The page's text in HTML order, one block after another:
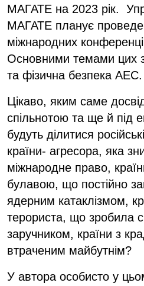
МАГАТЕ на 2023 рік.
МАГАТЕ планує
міжнародних
Основними темами цих
та фізична безпека АЕС.
Цікаво, яким саме
спільнотою та ще й під
будуть ділитися
країни- агресора, яка
міжнародне право,
булавою, що постійно
ядерним катаклізмом,
терориста, що зробила
заручником, країни з
втраченим майбутнім?
У автора особисто у